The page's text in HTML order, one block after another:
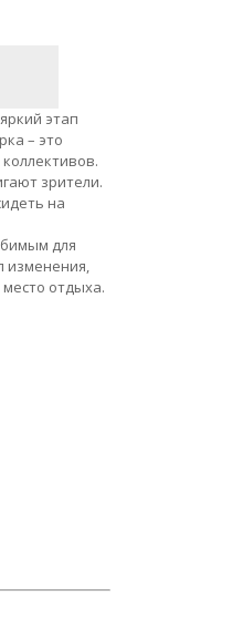
этап
– это
зрители.
на
для
изменения,
отдыха.